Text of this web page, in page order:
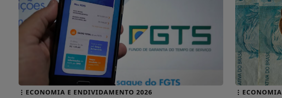
ECONOMIA E ENDIVIDAMENTO 2026 ECONOMIA